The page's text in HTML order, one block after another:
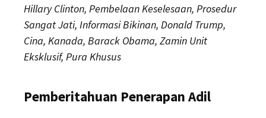
Hillary Clinton, Pembelaan Keselesaan, Prosedur
Sangat Jati, Informasi Bikinan, Donald Trump,
Cina, Kanada, Barack Obama, Zamin Unit
Eksklusif, Pura Khusus
Pemberitahuan Penerapan Adil